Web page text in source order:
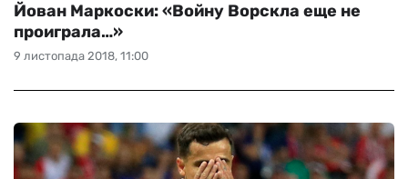
9 листопада 2018, 11:00
Йован Маркоски: «Войну Ворскла еще не
проиграла…»